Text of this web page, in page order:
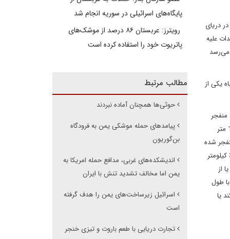
یک کشتی در دریای
علیه
می‌رسد
با اشتباه یکی از
پهپاد منفجر
شده حدود چهار متر است در حالی که پیش از این نیروی هوایی ادعا کرده بود که طول بال پهپاد صماد 3 حداقل باید 10 متر باشد. پهپادهایی با طول بال 10 متر
که 28 متر است. موتور پهپاد منفجر شده
در تل‌آویو حدود 3w است و و طبق ادعای ارتش اسرائیل 1600 کیلومتر را در 5 ساعت طی کرده است. این بدان معناست که پهپاد باید دائماً با سرعت 320 کیلومتر
از
طول
یا
پایگاه‌های اسرائیلی در سوریه انجام شد
رویترز: عربستان ۸۶ درصد از موشک‌های
پاتریوت خود را استفاده کرده است
مطالب مرتبط
حوثی‌ها همچنان آماده نبردند
پیامدهای حمله موشکی یمن به فرودگاه
بن‌گوریون
اندیشکده‌های غربی، مدافع حمله امریکا به
یمن اما مخالف تشدید تنش با ایران
اسرائیل زیرساخت‌های یمن را هدف گرفته
است
تجارت دریایی با طعم باروت و تیزی خنجر